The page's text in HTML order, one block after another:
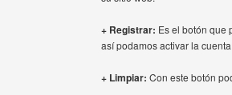
+ Registrar: Es el botón que
así podamos activar la
+ Limpiar: Con este botón